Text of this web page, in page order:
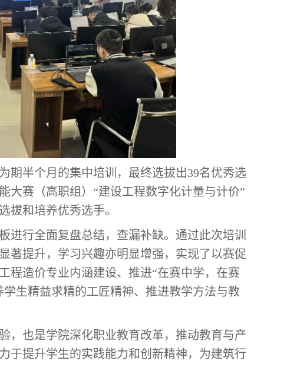
期半个月的集中培训，最终选拔出39名优秀选
大赛（高职组）“建设工程数字化计量与计价”
拔和培养优秀选手。
行全面复盘总结，查漏补缺。通过此次培训
著提升，学习兴趣亦明显增强，实现了以赛促
程造价专业内涵建设、推进“在赛中学，在赛
生精益求精的工匠精神、推进教学方法与教
也是学院深化职业教育改革，推动教育与产
于提升学生的实践能力和创新精神，为建筑行